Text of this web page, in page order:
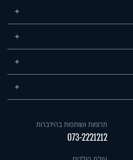
תרומות ושותפות בהידברות
073-2221212